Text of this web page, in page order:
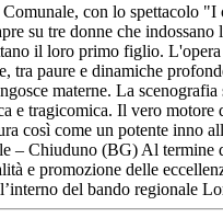
con lo spettacolo
su tre donne che
il loro primo figlio.
paure e dinamiche
materne. La
e tragicomica. Il vero
così come un potente inno
Chiuduno (BG) Al termine
e promozione delle
del bando regionale